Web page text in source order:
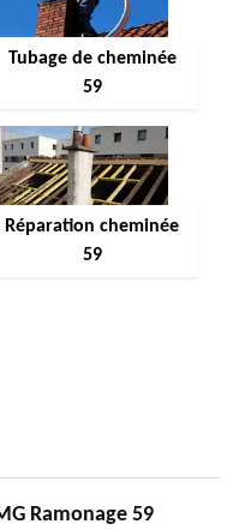
Tubage de cheminée
59
Réparation cheminée
59
Ramonage 59